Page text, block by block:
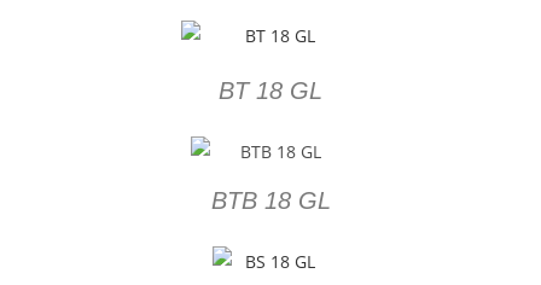
BT 18 GL
BTB 18 GL